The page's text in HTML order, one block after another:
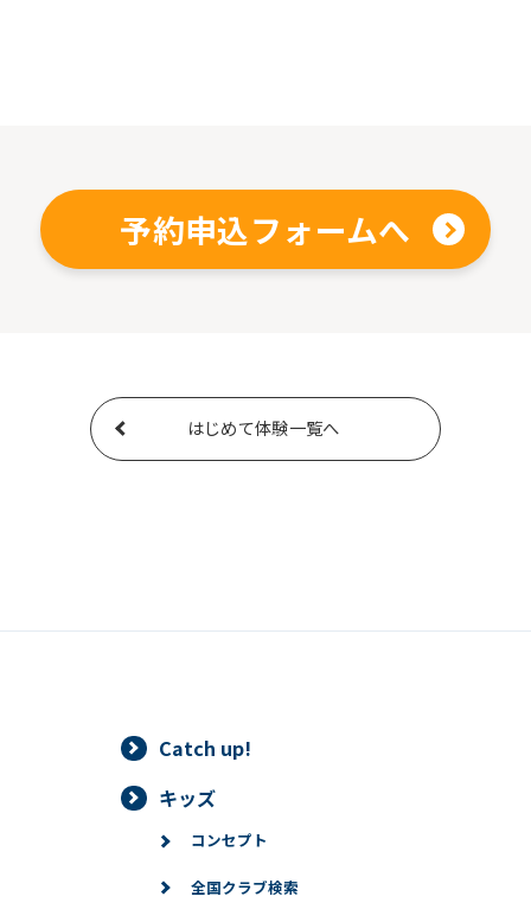
予約申込フォームへ
はじめて体験一覧へ
Catch up!
キッズ
コンセプト
全国クラブ検索